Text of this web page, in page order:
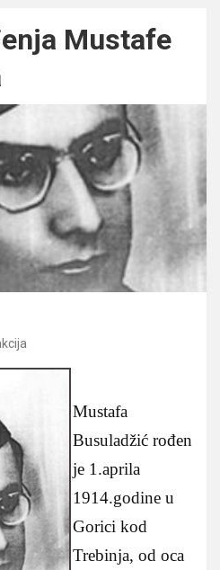
Mustafe
Mustafa
Busuladžić rođen
je 1.aprila
1914.godine u
Gorici kod
Trebinja, od oca